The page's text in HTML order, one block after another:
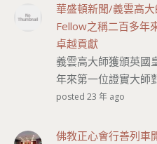
華盛頓新聞/義雲高
Fellow之稱二百多年
卓越貢獻
義雲高大師獲頒英國
年來第一位證實大師
posted 23 年 ago
佛教正心會行善列車